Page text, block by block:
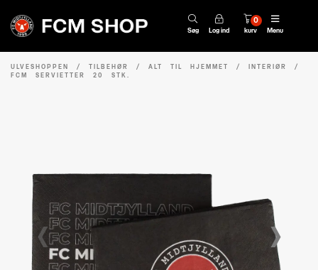
Søg Log ind kurv
0
Menu
ULVESHOPPEN / TILBEHØR / ALT TIL HJEMMET / INTERIØR
/
FCM SERVIETTER 20 STK.
‹ ›